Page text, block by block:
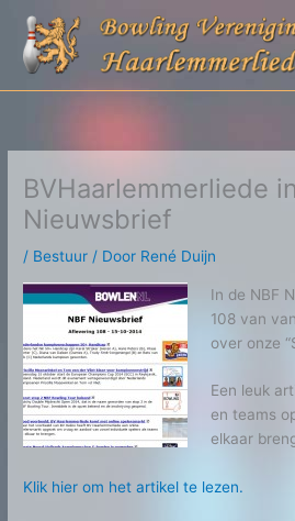
naar
BVHaarlemmerliede
Nieuwsbrief
/ Bestuur / Door René Duijn
In de NBF
108 van
over onze
Een leuk
en teams
elkaar
Klik hier om het artikel te lezen.